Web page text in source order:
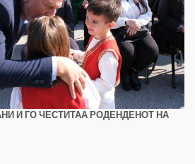
И ГО ЧЕСТИТАА РОДЕНДЕНОТ НА